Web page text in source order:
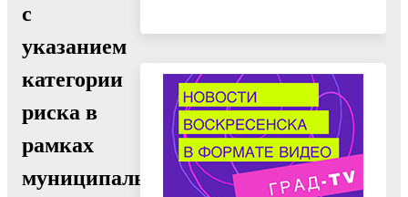
с
указанием
категории
риска в
рамках
муниципального